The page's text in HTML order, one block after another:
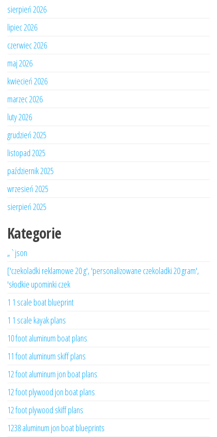
sierpień 2026
lipiec 2026
czerwiec 2026
maj 2026
kwiecień 2026
marzec 2026
luty 2026
grudzień 2025
listopad 2025
październik 2025
wrzesień 2025
sierpień 2025
Kategorie
„`json
['czekoladki reklamowe 20 g', 'personalizowane czekoladki 20 gram',
'słodkie upominki czek
1 1 scale boat blueprint
1 1 scale kayak plans
10 foot aluminum boat plans
11 foot aluminum skiff plans
12 foot aluminum jon boat plans
12 foot plywood jon boat plans
12 foot plywood skiff plans
1238 aluminum jon boat blueprints